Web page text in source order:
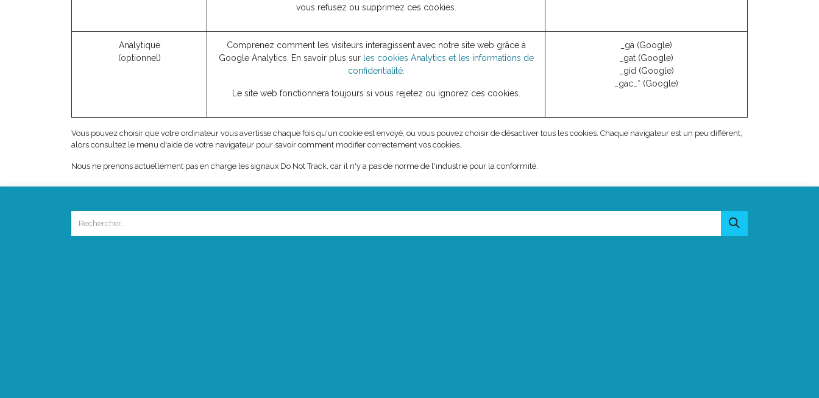
vous refusez ou supprimez ces cookies.
Analytique
(optionnel)
Comprenez comment les visiteurs interagissent avec notre site web grâce à
Google Analytics. En savoir plus sur les cookies Analytics et les informations de
confidentialité.
Le site web fonctionnera toujours si vous rejetez ou ignorez ces cookies.
_ga (Google)
_gat (Google)
_gid (Google)
_gac_* (Google)
Vous pouvez choisir que votre ordinateur vous avertisse chaque fois qu'un cookie est envoyé, ou vous pouvez choisir de désactiver tous les cookies. Chaque navigateur est un peu différent,
alors consultez le menu d'aide de votre navigateur pour savoir comment modifier correctement vos cookies.
Nous ne prenons actuellement pas en charge les signaux Do Not Track, car il n'y a pas de norme de l'industrie pour la conformité.